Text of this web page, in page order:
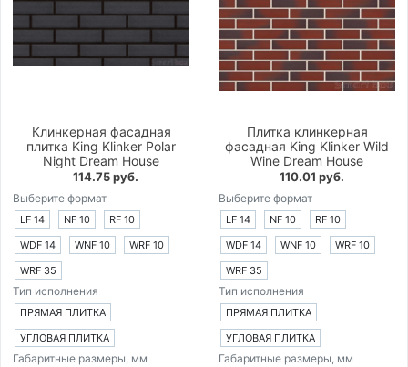
Клинкерная фасадная
плитка King Klinker Polar
Night Dream House
114.75 руб.
Выберите формат
LF 14 NF 10
RF 10
WDF 14
WNF 10
WRF 10
WRF 35
Тип исполнения
ПРЯМАЯ ПЛИТКА
УГЛОВАЯ ПЛИТКА
Габаритные размеры, мм
Плитка клинкерная
фасадная King Klinker Wild
Wine Dream House
110.01 руб.
Выберите формат
LF 14 NF 10
RF 10
WDF 14
WNF 10
WRF 10
WRF 35
Тип исполнения
ПРЯМАЯ ПЛИТКА
УГЛОВАЯ ПЛИТКА
Габаритные размеры, мм